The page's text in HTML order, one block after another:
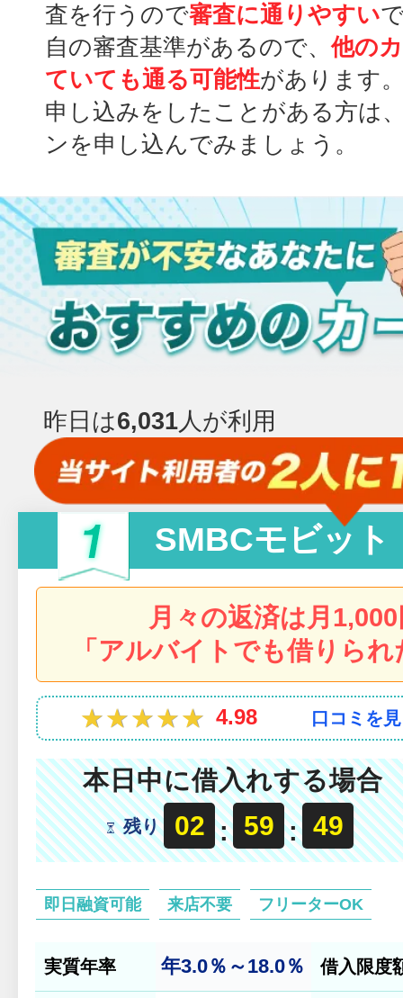
査を行うので審査に通りやすい
自の審査基準があるので、他の
ていても通る可能性があります
申し込みをしたことがある方は
ンを申し込んでみましょう。
昨日は6,031人が利用
SMBCモビット
月々の返済は月
「アルバイトでも借りら
★★★★★
★★★★★ 4.98 口コミを
本日中に借入れする場合
残り 02 : 59 : 47
即日融資可能 来店不要 フリーターOK
実質年率 年3.0％～18.0％ 借入限度